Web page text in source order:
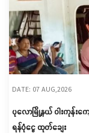
DATE: 07 AUG,2026
ပုလောမြို့နယ် ဝါးကုန်းကျ
ရန်ပုံငွေ ထုတ်ချေး